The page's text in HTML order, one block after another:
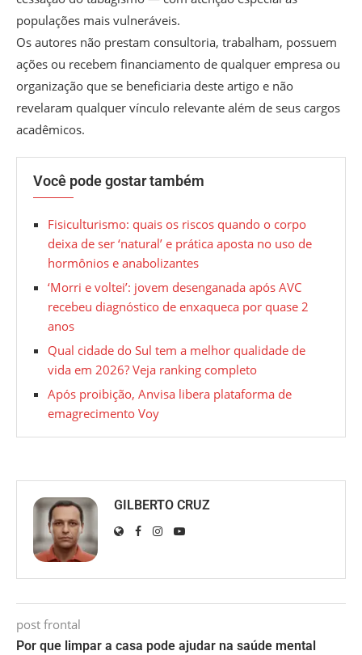
populações mais vulneráveis.
Os autores não prestam consultoria, trabalham, possuem
ações ou recebem financiamento de qualquer empresa ou
organização que se beneficiaria deste artigo e não
revelaram qualquer vínculo relevante além de seus cargos
acadêmicos.
Você pode gostar também
Fisiculturismo: quais os riscos quando o corpo
deixa de ser ‘natural’ e prática aposta no uso de
hormônios e anabolizantes
‘Morri e voltei’: jovem desenganada após AVC
recebeu diagnóstico de enxaqueca por quase 2
anos
Qual cidade do Sul tem a melhor qualidade de
vida em 2026? Veja ranking completo
Após proibição, Anvisa libera plataforma de
emagrecimento Voy
GILBERTO CRUZ
post frontal
Por que limpar a casa pode ajudar na saúde mental